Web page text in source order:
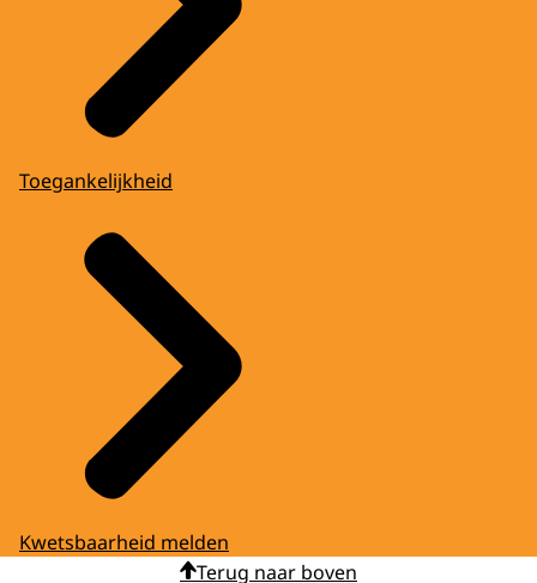
Toegankelijkheid
Kwetsbaarheid melden
Terug naar boven